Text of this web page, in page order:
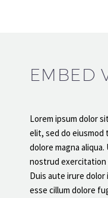
EMBED
Lorem ipsum dolor
elit, sed do
dolore magna aliqua.
nostrud exercitation
Duis aute irure
esse cillum dolore